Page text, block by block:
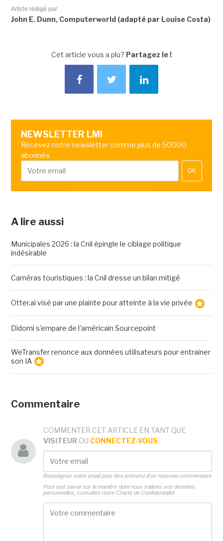
Article rédigé par
John E. Dunn, Computerworld (adapté par Louise Costa)
Cet article vous a plu? Partagez le !
NEWSLETTER LMI
Recevez notre newsletter comme plus de 50000
abonnés
OK
A lire aussi
Municipales 2026 : la Cnil épingle le ciblage politique
indésirable
Caméras touristiques : la Cnil dresse un bilan mitigé
Otter.ai visé par une plainte pour atteinte à la vie privée
Didomi s'empare de l'américain Sourcepoint
WeTransfer renonce aux données utilisateurs pour entrainer
son IA
Commentaire
COMMENTER CET ARTICLE EN TANT QUE
VISITEUR OU CONNECTEZ-VOUS
Renseignez votre email pour être prévenu d'un nouveau commentaire
Pour tout savoir sur la manière dont nous traitons vos données
personnelles, consultez notre Charte de Confidentialité.